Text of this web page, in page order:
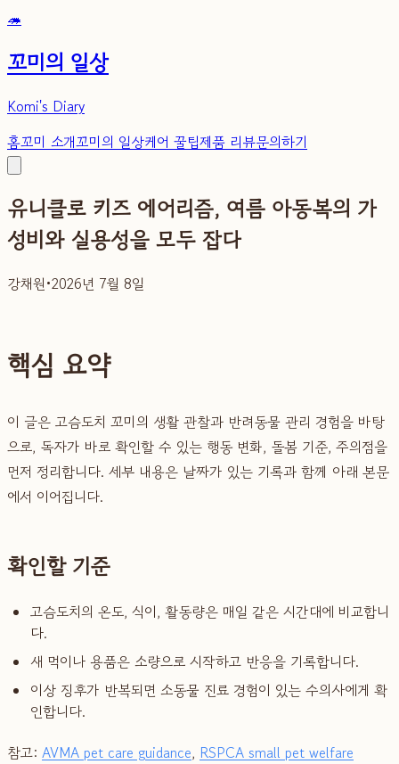
🦔
꼬미의 일상
Komi's Diary
홈꼬미 소개꼬미의 일상케어 꿀팁제품 리뷰문의하기
유니클로 키즈 에어리즘, 여름 아동복의 가
성비와 실용성을 모두 잡다
강채원•2026년 7월 8일
핵심 요약
이 글은 고슴도치 꼬미의 생활 관찰과 반려동물 관리 경험을 바탕
으로, 독자가 바로 확인할 수 있는 행동 변화, 돌봄 기준, 주의점을
먼저 정리합니다. 세부 내용은 날짜가 있는 기록과 함께 아래 본문
에서 이어집니다.
확인할 기준
고슴도치의 온도, 식이, 활동량은 매일 같은 시간대에 비교합니
다.
새 먹이나 용품은 소량으로 시작하고 반응을 기록합니다.
이상 징후가 반복되면 소동물 진료 경험이 있는 수의사에게 확
인합니다.
참고: AVMA pet care guidance, RSPCA small pet welfare